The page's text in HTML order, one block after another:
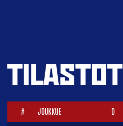
TILASTOT
# JOUKKUE O